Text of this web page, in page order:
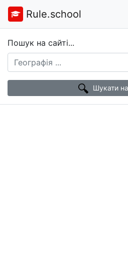
Rule.school
Пошук на сайті...
Шукати на